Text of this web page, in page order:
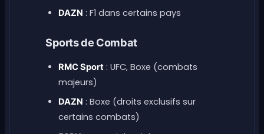
DAZN : F1 dans certains pays
Sports de Combat
RMC Sport: UFC, Boxe (combats
majeurs)
DAZN : Boxe (droits exclusifs sur
certains combats)